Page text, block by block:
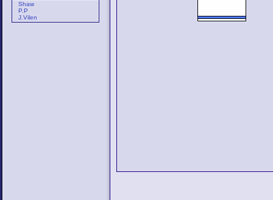
Shaw
P.P
J.Vilen